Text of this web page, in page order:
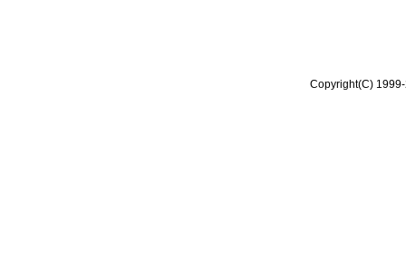
Copyright(C)